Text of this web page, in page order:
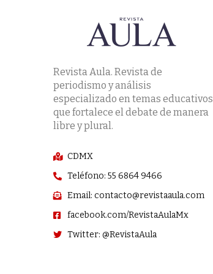
Revista Aula. Revista de
periodismo y análisis
especializado en temas educativos
que fortalece el debate de manera
libre y plural.
CDMX
Teléfono: 55 6864 9466
Email: contacto@revistaaula.com
facebook.com/RevistaAulaMx
Twitter: @RevistaAula